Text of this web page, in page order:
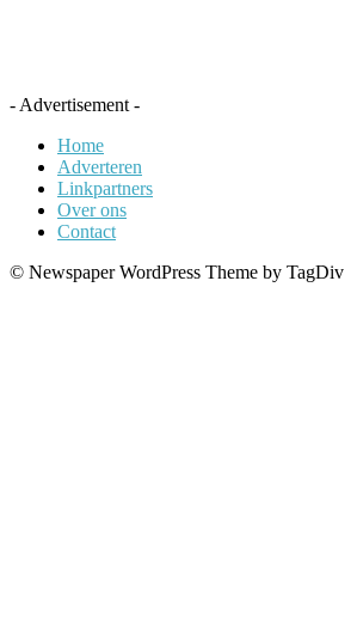
- Advertisement -
Home
Adverteren
Linkpartners
Over ons
Contact
© Newspaper WordPress Theme by TagDiv